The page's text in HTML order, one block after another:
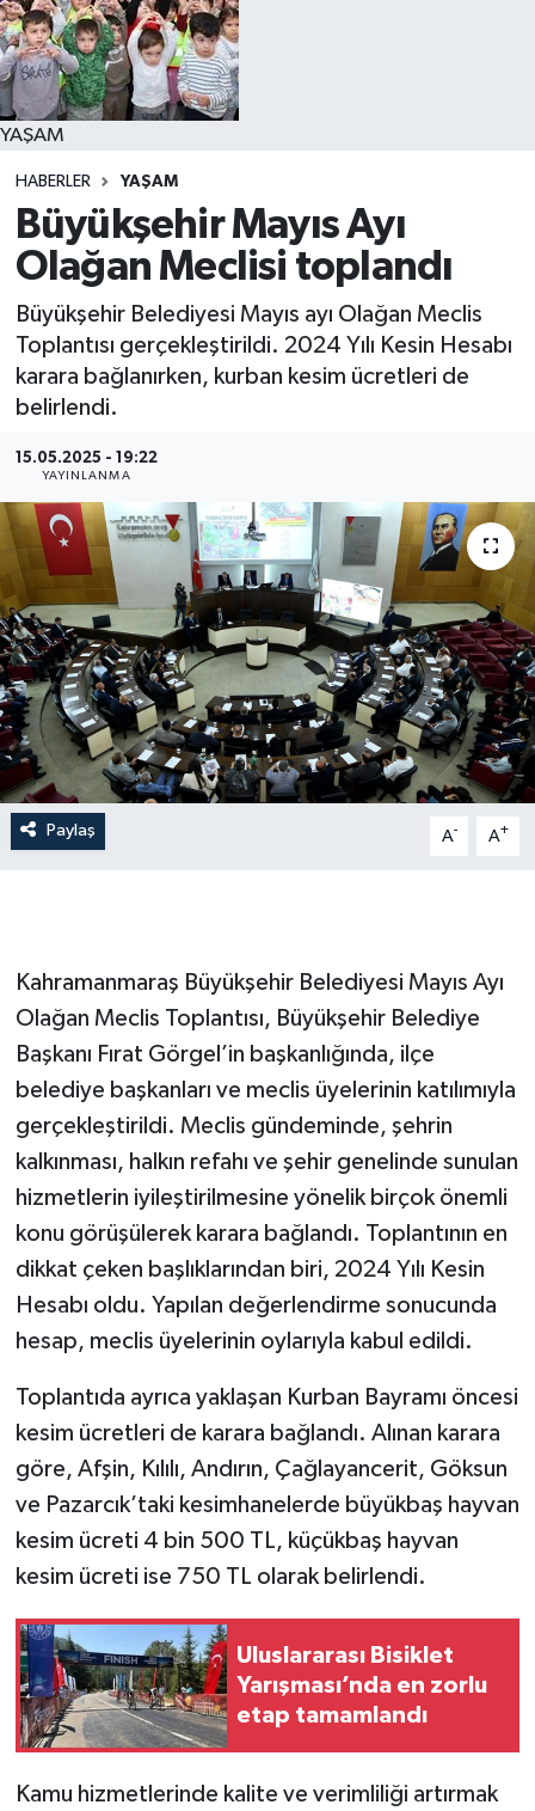
YAŞAM
HABERLER YAŞAM
Büyükşehir Mayıs Ayı
Olağan Meclisi toplandı
Büyükşehir Belediyesi Mayıs ayı Olağan Meclis
Toplantısı gerçekleştirildi. 2024 Yılı Kesin Hesabı
karara bağlanırken, kurban kesim ücretleri de
belirlendi.
15.05.2025 - 19:22
YAYINLANMA
Paylaş A- A+
Kahramanmaraş Büyükşehir Belediyesi Mayıs Ayı
Olağan Meclis Toplantısı, Büyükşehir Belediye
Başkanı Fırat Görgel’in başkanlığında, ilçe
belediye başkanları ve meclis üyelerinin katılımıyla
gerçekleştirildi. Meclis gündeminde, şehrin
kalkınması, halkın refahı ve şehir genelinde sunulan
hizmetlerin iyileştirilmesine yönelik birçok önemli
konu görüşülerek karara bağlandı. Toplantının en
dikkat çeken başlıklarından biri, 2024 Yılı Kesin
Hesabı oldu. Yapılan değerlendirme sonucunda
hesap, meclis üyelerinin oylarıyla kabul edildi.
Toplantıda ayrıca yaklaşan Kurban Bayramı öncesi
kesim ücretleri de karara bağlandı. Alınan karara
göre, Afşin, Kılılı, Andırın, Çağlayancerit, Göksun
ve Pazarcık’taki kesimhanelerde büyükbaş hayvan
kesim ücreti 4 bin 500 TL, küçükbaş hayvan
kesim ücreti ise 750 TL olarak belirlendi.
Uluslararası Bisiklet
Yarışması’nda en zorlu
etap tamamlandı
Kamu hizmetlerinde kalite ve verimliliği artırmak
YAŞAM